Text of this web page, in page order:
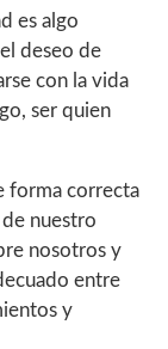
es algo
deseo de
con la vida
ser quien
forma correcta
nuestro
nosotros y
entre
y